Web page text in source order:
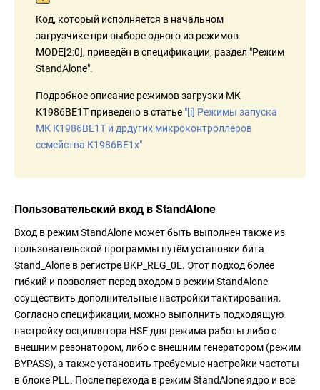
Код, который исполняется в начальном
загрузчике при выборе одного из режимов
MODE[2:0], приведён в спецификации, раздел "Режим
StandAlone".
Подробное описание режимов загрузки МК
К1986ВЕ1Т приведено в статье "[i] Режимы запуска
МК К1986ВЕ1Т и дрдугих микроконтроллеров
семейства К1986ВЕ1x"
Пользовательский вход в StandAlone
Вход в режим StandAlone может быть выполнен также из
пользовательской программы путём установки бита
Stand_Alone в регистре BKP_REG_0E. Этот подход более
гибкий и позволяет перед входом в режим StandAlone
осуществить дополнительные настройки тактирования.
Согласно спецификации, можно выполнить подходящую
настройку осциллятора HSE для режима работы либо с
внешним резонатором, либо с внешним генератором (режим
BYPASS), а также установить требуемые настройки частоты
в блоке PLL. После перехода в режим StandAlone ядро и все